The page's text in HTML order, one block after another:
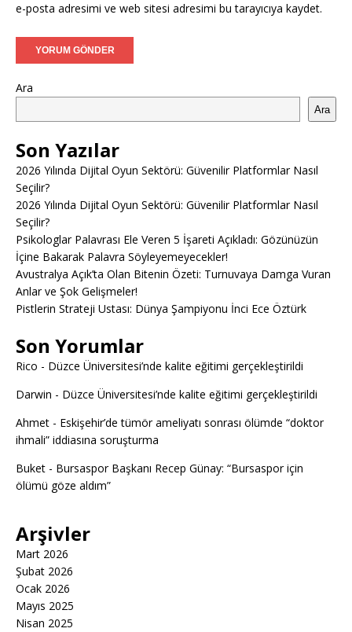
e-posta adresimi ve web sitesi adresimi bu tarayıcıya kaydet.
Ara
Ara
Son Yazılar
2026 Yılında Dijital Oyun Sektörü: Güvenilir Platformlar Nasıl
Seçilir?
2026 Yılında Dijital Oyun Sektörü: Güvenilir Platformlar Nasıl
Seçilir?
Psikologlar Palavrası Ele Veren 5 İşareti Açıkladı: Gözünüzün
İçine Bakarak Palavra Söyleyemeyecekler!
Avustralya Açık’ta Olan Bitenin Özeti: Turnuvaya Damga Vuran
Anlar ve Şok Gelişmeler!
Pistlerin Strateji Ustası: Dünya Şampiyonu İnci Ece Öztürk
Son Yorumlar
Rico - Düzce Üniversitesi’nde kalite eğitimi gerçekleştirildi
Darwin - Düzce Üniversitesi’nde kalite eğitimi gerçekleştirildi
Ahmet - Eskişehir’de tümör ameliyatı sonrası ölümde “doktor
ihmali” iddiasına soruşturma
Buket - Bursaspor Başkanı Recep Günay: “Bursaspor için
ölümü göze aldım”
Arşivler
Mart 2026
Şubat 2026
Ocak 2026
Mayıs 2025
Nisan 2025